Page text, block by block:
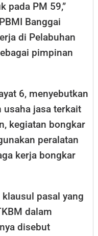
pada PM 59,”
Banggai
di Pelabuhan
pimpinan
6, menyebutkan
usaha jasa terkait
kegiatan bongkar
peralatan
kerja bongkar
pasal yang
dalam
disebut